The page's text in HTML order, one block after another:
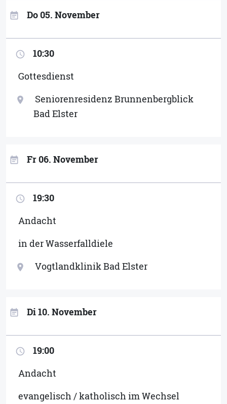
event_note Do 05. November
access_time
10:30
Gottesdienst
location_on
Seniorenresidenz Brunnenbergblick
Bad Elster
event_note Fr 06. November
access_time
19:30
Andacht
in der Wasserfalldiele
location_on Vogtlandklinik Bad Elster
event_note Di 10. November
access_time
19:00
Andacht
evangelisch / katholisch im Wechsel